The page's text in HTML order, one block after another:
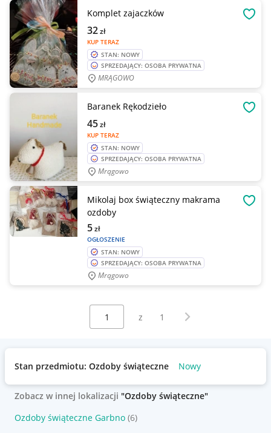
Komplet zajaczków
KUP TERAZ
32zł
STAN: NOWY
SPRZEDAJĄCY: OSOBA PRYWATNA
MRĄGOWO
Baranek Rękodzieło
KUP TERAZ
45zł
STAN: NOWY
SPRZEDAJĄCY: OSOBA PRYWATNA
Mrągowo
Mikolaj box świąteczny makrama
ozdoby
OGŁOSZENIE
5zł
STAN: NOWY
SPRZEDAJĄCY: OSOBA PRYWATNA
Mrągowo
Wybierz stronę:
z 1 Następna strona
Stan przedmiotu: Ozdoby świąteczne Nowy
Zobacz w innej lokalizacji "Ozdoby świąteczne"
Ozdoby świąteczne Garbno (6)